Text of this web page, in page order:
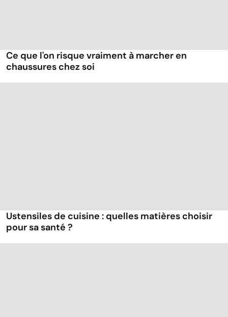
Ce que l'on risque vraiment à marcher en
chaussures chez soi
Ustensiles de cuisine : quelles matières choisir
pour sa santé ?